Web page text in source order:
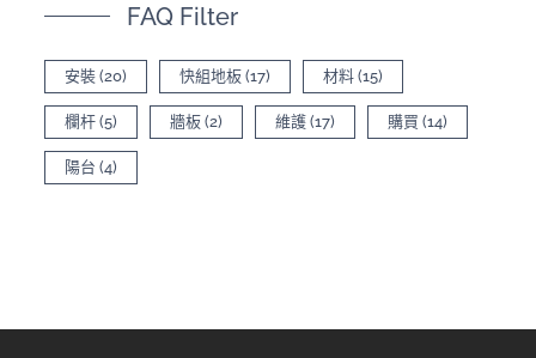
FAQ Filter
安裝 (20) 快組地板 (17) 材料 (15)
欄杆 (5) 牆板 (2) 維護 (17) 購買 (14)
陽台 (4)